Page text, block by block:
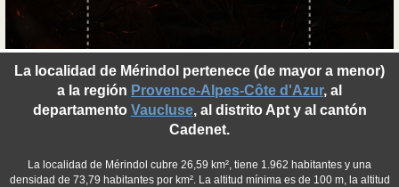
La localidad de Mérindol pertenece (de mayor a menor)
a la región Provence-Alpes-Côte d'Azur, al
departamento Vaucluse, al distrito Apt y al cantón
Cadenet.
La localidad de Mérindol cubre 26,59 km², tiene 1.962 habitantes y una
densidad de 73,79 habitantes por km². La altitud mínima es de 100 m, la altitud